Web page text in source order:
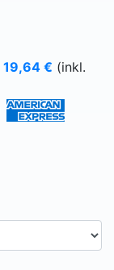
19,64 € (inkl.